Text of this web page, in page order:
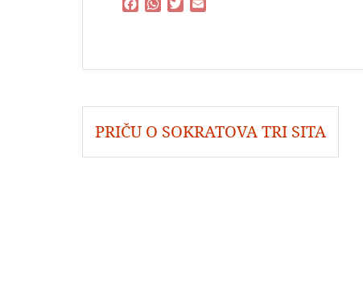
F
b
W
s
T
t
l
objava
PRIČU O SOKRATOVA TRI SITA